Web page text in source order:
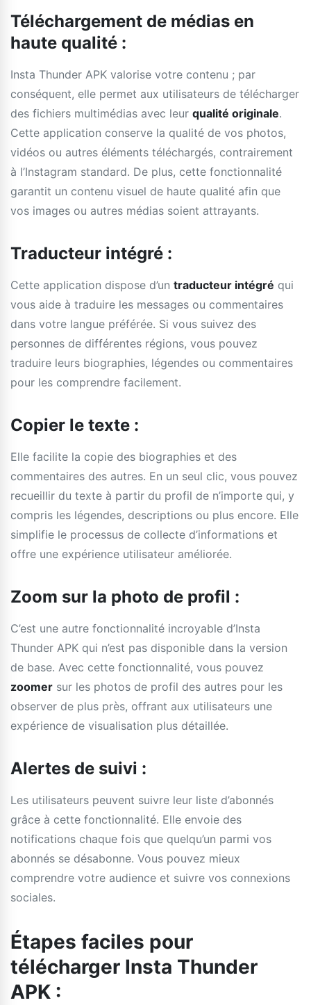
Téléchargement de médias en
haute qualité :
Insta Thunder APK valorise votre contenu ; par
conséquent, elle permet aux utilisateurs de télécharger
des fichiers multimédias avec leur qualité originale.
Cette application conserve la qualité de vos photos,
vidéos ou autres éléments téléchargés, contrairement
à l’Instagram standard. De plus, cette fonctionnalité
garantit un contenu visuel de haute qualité afin que
vos images ou autres médias soient attrayants.
Traducteur intégré :
Cette application dispose d’un traducteur intégré qui
vous aide à traduire les messages ou commentaires
dans votre langue préférée. Si vous suivez des
personnes de différentes régions, vous pouvez
traduire leurs biographies, légendes ou commentaires
pour les comprendre facilement.
Copier le texte :
Elle facilite la copie des biographies et des
commentaires des autres. En un seul clic, vous pouvez
recueillir du texte à partir du profil de n’importe qui, y
compris les légendes, descriptions ou plus encore. Elle
simplifie le processus de collecte d’informations et
offre une expérience utilisateur améliorée.
Zoom sur la photo de profil :
C’est une autre fonctionnalité incroyable d’Insta
Thunder APK qui n’est pas disponible dans la version
de base. Avec cette fonctionnalité, vous pouvez
zoomer sur les photos de profil des autres pour les
observer de plus près, offrant aux utilisateurs une
expérience de visualisation plus détaillée.
Alertes de suivi :
Les utilisateurs peuvent suivre leur liste d’abonnés
grâce à cette fonctionnalité. Elle envoie des
notifications chaque fois que quelqu’un parmi vos
abonnés se désabonne. Vous pouvez mieux
comprendre votre audience et suivre vos connexions
sociales.
Étapes faciles pour
télécharger Insta Thunder
APK :